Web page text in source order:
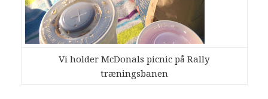
Vi holder McDonals picnic på Rally
træningsbanen